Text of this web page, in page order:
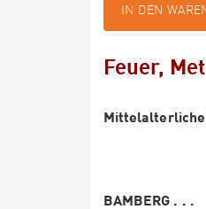
IN DEN
Feuer,
BAMBERG . . .